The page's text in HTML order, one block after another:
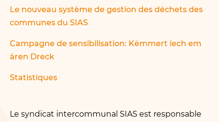
Le nouveau système de gestion des déchets des
communes du SIAS
Campagne de sensibilisation: Këmmert iech em
ären Dreck
Statistiques
Le syndicat intercommunal SIAS est responsable